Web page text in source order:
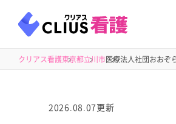
クリアス看護東京都立川市医療法人社団おお
2026.08.07更新